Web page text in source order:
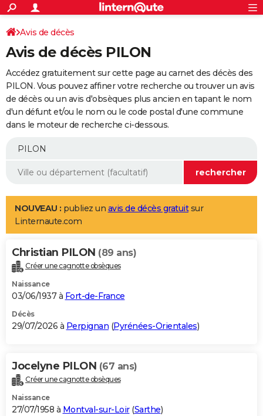
ACTUALITÉS
Politique
Société
Faits Divers
Education
Monde
Villes
+
SPORT
Coupe du monde 2026
Football
Tennis
Cyclisme
Rugby
Forum
Programme TV
TNT
Streaming
Cinéma
Sorties cinéma
Musique
+
FINANCE
Retraite
Impôts
Epargne
Immobilier
Risques naturels par ville
Banque
Assurance
Crédit
AUTO
Essais
Réserver un essai
Citadines
Berlines
SUV
Forum auto
+
Mobiles
Meilleur smartphone
Internet
Ordinateurs
Jeux vidéo
Guide high-tech
Aménagement intérieur
LIFESTYLE
Art de vivre
Bien-être
Loisirs
Mode
Modes de vie
Alimentation
Guide de la santé
Maladies
Médicaments
Sommeil
VOYAGE
Destinations
City break
Voyage nature
Voyage de noces
Forum
Climat
+PHOTO
GUIDES D'ACHAT
BONS PLANS
Carte de Noël
Carte Bonne année
Carte Saint-Valentin
Carte Pâques
Carte d'anniversaire
DICTIONNAIRE
Dictionnaire
Biographies
Citations
Expressions
Proverbes
PROGRAMME TV
Avis de décès
Avis de décès PILON
Accédez gratuitement sur cette page au carnet des décès des
PILON. Vous pouvez affiner votre recherche ou trouver un avis
de décès ou un avis d'obsèques plus ancien en tapant le nom
d'un défunt et/ou le nom ou le code postal d'une commune
dans le moteur de recherche ci-dessous.
NOUVEAU : publiez un avis de décès gratuitsur
Linternaute.com
Christian PILON (89 ans)
Créer une cagnotte obsèques
Naissance
03/06/1937 à Fort-de-France
Décès
29/07/2026 à Perpignan (Pyrénées-Orientales)
Jocelyne PILON (67 ans)
Créer une cagnotte obsèques
Naissance
27/07/1958 à Montval-sur-Loir(Sarthe)